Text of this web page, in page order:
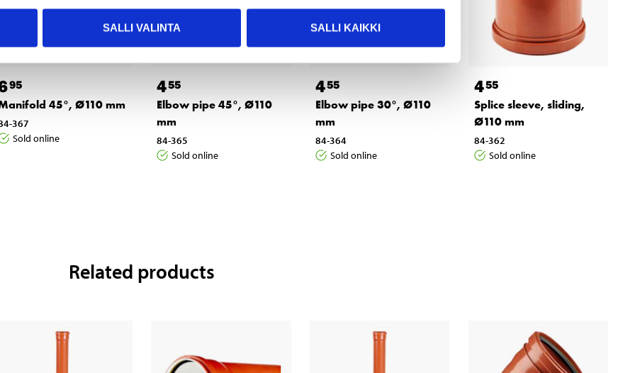
SALLI VALINTA SALLI KAIKKI
95
45°, Ø110 mm
367
Sold online
455
Elbow pipe 45°, Ø110
mm
84-365
Sold online
455
Elbow pipe 30°, Ø110
mm
84-364
Sold online
455
Splice sleeve, sliding,
Ø110 mm
84-362
Sold online
Related products